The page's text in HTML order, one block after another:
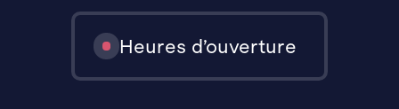
Heures d’ouverture